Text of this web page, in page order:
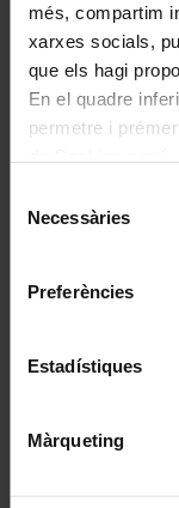
més, compartim
xarxes socials,
que els hagi
En el quadre
permetre i
Necessàries
Preferències
Estadístiques
Màrqueting
20% als
Descomptes a